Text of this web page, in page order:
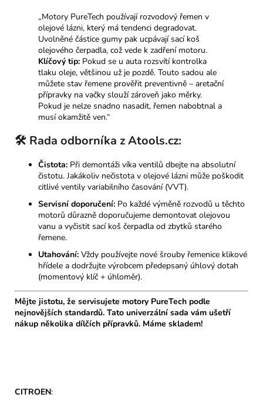
„Motory PureTech používají rozvodový řemen v
olejové lázni, který má tendenci degradovat.
Uvolněné částice gumy pak ucpávají sací koš
olejového čerpadla, což vede k zadření motoru.
Klíčový tip: Pokud se u auta rozsvítí kontrolka
tlaku oleje, většinou už je pozdě. Touto sadou ale
můžete stav řemene prověřit preventivně – aretační
přípravky na vačky slouží zároveň jako měrky.
Pokud je nelze snadno nasadit, řemen nabobtnal a
musí okamžitě ven.“
🛠️ Rada odborníka z Atools.cz:
Čistota: Při demontáži víka ventilů dbejte na absolutní
čistotu. Jakákoliv nečistota v olejové lázni může poškodit
citlivé ventily variabilního časování (VVT).
Servisní doporučení: Po každé výměně rozvodů u těchto
motorů důrazně doporučujeme demontovat olejovou
vanu a vyčistit sací koš čerpadla od zbytků starého
řemene.
Utahování: Vždy používejte nové šrouby řemenice klikové
hřídele a dodržujte výrobcem předepsaný úhlový dotah
(momentový klíč + úhloměr).
Mějte jistotu, že servisujete motory PureTech podle
nejnovějších standardů. Tato univerzální sada vám ušetří
nákup několika dílčích přípravků. Máme skladem!
CITROEN: